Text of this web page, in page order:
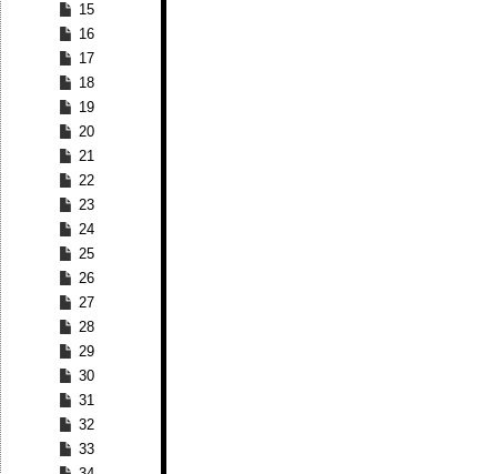
15
16
17
18
19
20
21
22
23
24
25
26
27
28
29
30
31
32
33